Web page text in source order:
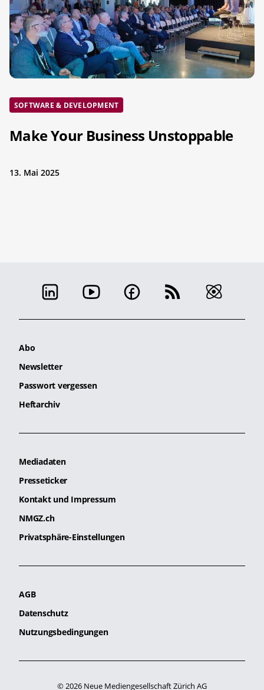
SOFTWARE & DEVELOPMENT
Make Your Business Unstoppable
13. Mai 2025
Abo
Newsletter
Passwort vergessen
Heftarchiv
Mediadaten
Presseticker
Kontakt und Impressum
NMGZ.ch
Privatsphäre-Einstellungen
AGB
Datenschutz
Nutzungsbedingungen
© 2026 Neue Mediengesellschaft Zürich AG